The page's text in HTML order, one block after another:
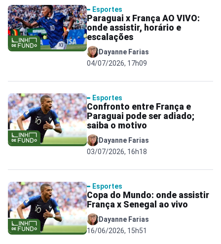
Esportes
Paraguai x França AO VIVO:
onde assistir, horário e
escalações
Dayanne Farias
04/07/2026, 17h09
Esportes
Confronto entre França e
Paraguai pode ser adiado;
saiba o motivo
Dayanne Farias
03/07/2026, 16h18
Esportes
Copa do Mundo: onde assistir
França x Senegal ao vivo
Dayanne Farias
16/06/2026, 15h51